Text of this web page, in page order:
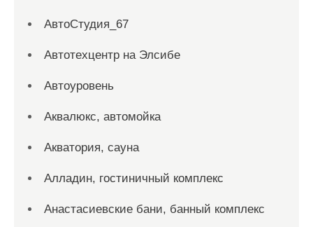
АвтоСтудия_67
Автотехцентр на Элсибе
Автоуровень
Аквалюкс, автомойка
Акватория, сауна
Алладин, гостиничный комплекс
Анастасиевские бани, банный комплекс